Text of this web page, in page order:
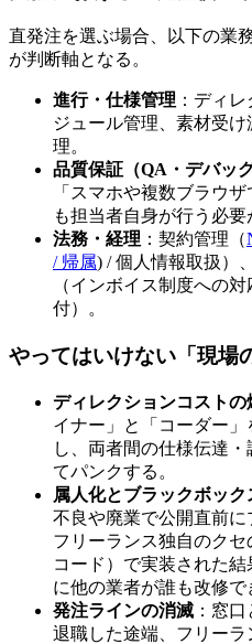
直発注を選ぶ場合、以下の業
が判断軸となる。
進行・仕様管理 ：ディ
ジュール管理、素材受
理。
品質保証（QA・デバッグ
「スマホや複数ブラウ
も担当者自身が行う必要
法務・経理 ：契約管理（
/ 帰属) / 個人情報取扱）
（インボイス制度への
付）。
やってはいけない「現場
ディレクションコストの
イナー」と「コーダー
し、両者間の仕様伝達
てパンクする。
属人化とブラックボック
不良や廃業で公開直前に
フリーランス独自のク
コード）で実装された
に他の業者が誰も改修で
発注ラインの消滅 ：窓
退職した途端、フリー